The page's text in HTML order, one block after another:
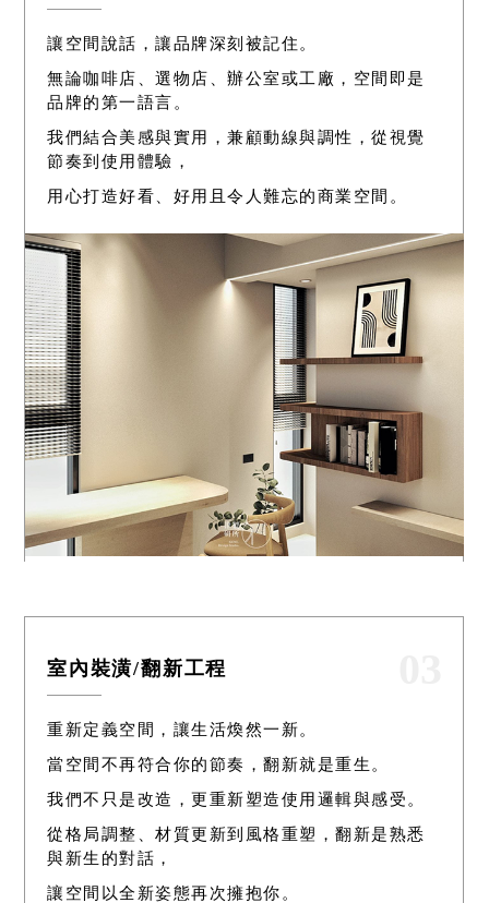
讓空間說話，讓品牌深刻被記住。
無論咖啡店、選物店、辦公室或工廠，空間即是
品牌的第一語言。
我們結合美感與實用，兼顧動線與調性，從視覺
節奏到使用體驗，
用心打造好看、好用且令人難忘的商業空間。
室內裝潢/翻新工程
重新定義空間，讓生活煥然一新。
當空間不再符合你的節奏，翻新就是重生。
我們不只是改造，更重新塑造使用邏輯與感受。
從格局調整、材質更新到風格重塑，翻新是熟悉
與新生的對話，
讓空間以全新姿態再次擁抱你。